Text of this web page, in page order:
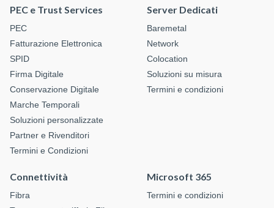
PEC e Trust Services
PEC
Fatturazione Elettronica
SPID
Firma Digitale
Conservazione Digitale
Marche Temporali
Soluzioni personalizzate
Partner e Rivenditori
Termini e Condizioni
Server Dedicati
Baremetal
Network
Colocation
Soluzioni su misura
Termini e condizioni
Connettività
Fibra
Microsoft 365
Termini e condizioni